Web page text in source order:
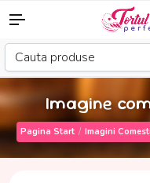
Imagine
Pagina Start Imagini